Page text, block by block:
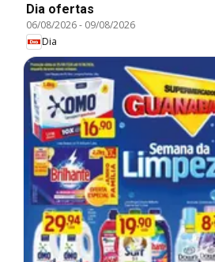
Dia ofertas
06/08/2026- 09/08/2026
Dia